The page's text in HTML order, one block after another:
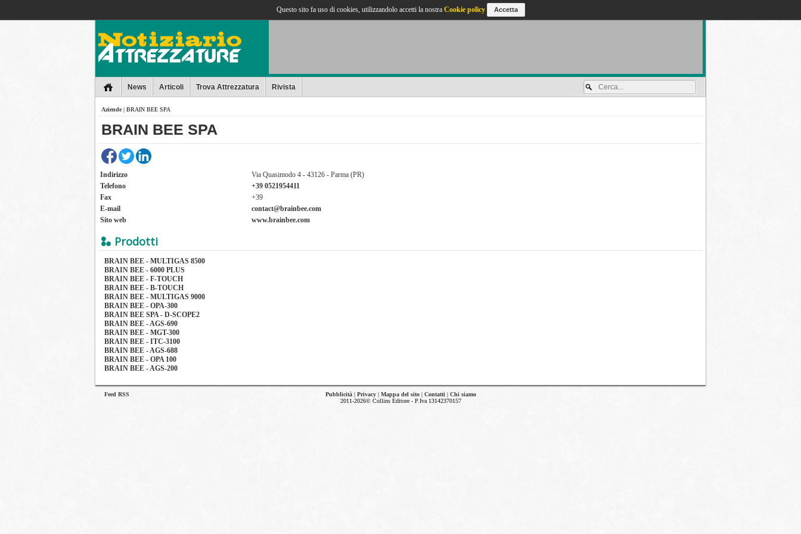
News Articoli Trova Attrezzatura Rivista
Aziende | BRAIN BEE SPA
BRAIN BEE SPA
Indirizzo
Via Quasimodo 4 - 43126 - Parma (PR)
Telefono
+39 0521954411
Fax
+39
E-mail
contact@brainbee.com
Sito web
www.brainbee.com
Prodotti
BRAIN BEE - MULTIGAS 8500
BRAIN BEE - 6000 PLUS
BRAIN BEE - F-TOUCH
BRAIN BEE - B-TOUCH
BRAIN BEE - MULTIGAS 9000
BRAIN BEE - OPA-300
BRAIN BEE SPA - D-SCOPE2
BRAIN BEE - AGS-690
BRAIN BEE - MGT-300
BRAIN BEE - ITC-3100
BRAIN BEE - AGS-688
BRAIN BEE - OPA 100
BRAIN BEE - AGS-200
Feed RSS Pubblicità| Privacy| Mappa del sito| Contatti| Chi siamo
2011-2026© Collins Editore - P.Iva 13142370157
Questo sito fa uso di cookies, utilizzandolo accetti la nostra Cookie policy Accetta